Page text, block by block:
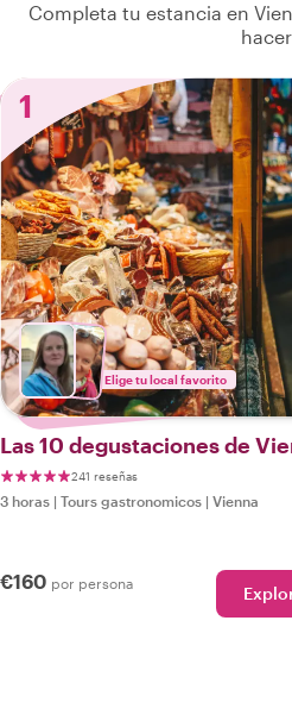
Completa tu estancia en
hacer
1
Elige tu local favorito
Las 10 degustaciones de
241 reseñas
3 horas | Tours gastronomicos | Vienna
€160 por persona